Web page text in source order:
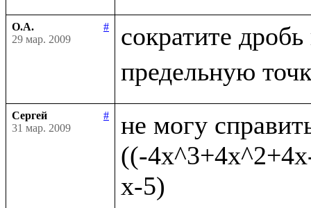
О.А.
#
29 мар. 2009
сократите дробь
Сергей
#
31 мар. 2009
не могу
((-